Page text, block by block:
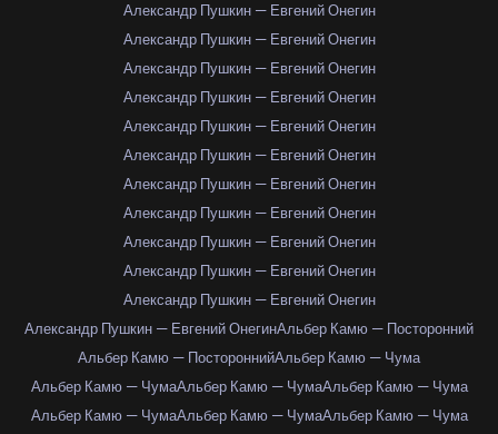
Александр Пушкин — Евгений Онегин
Александр Пушкин — Евгений Онегин
Александр Пушкин — Евгений Онегин
Александр Пушкин — Евгений Онегин
Александр Пушкин — Евгений Онегин
Александр Пушкин — Евгений Онегин
Александр Пушкин — Евгений Онегин
Александр Пушкин — Евгений Онегин
Александр Пушкин — Евгений Онегин
Александр Пушкин — Евгений Онегин
Александр Пушкин — Евгений Онегин
Александр Пушкин — Евгений ОнегинАльбер Камю — Посторонний
Альбер Камю — ПостороннийАльбер Камю — Чума
Альбер Камю — ЧумаАльбер Камю — ЧумаАльбер Камю — Чума
Альбер Камю — ЧумаАльбер Камю — ЧумаАльбер Камю — Чума